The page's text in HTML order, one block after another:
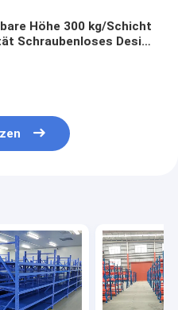
Höhe 300 kg/Schicht
Schraubenloses Design